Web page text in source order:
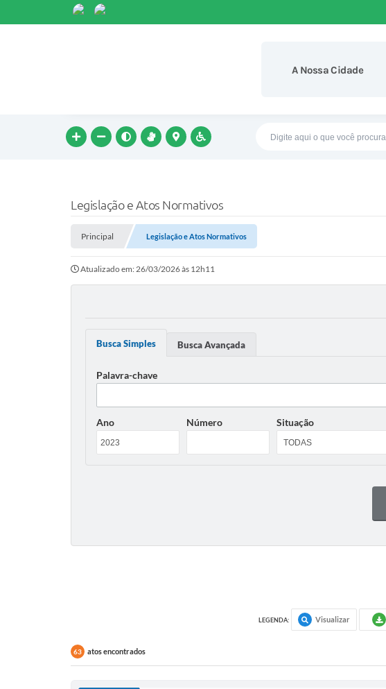
A Nossa Cidade
Legislação e Atos Normativos
Principal Legislação e Atos Normativos
Atualizado em: 26/03/2026 às 12h11
Busca Simples Busca Avançada
Palavra-chave
Ano Número Situação
LEGENDA: Visualizar
63 atos encontrados